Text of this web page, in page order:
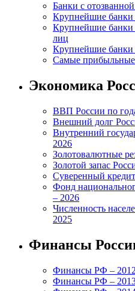
Банки с
Крупнейшие
Крупнейшие банки
лиц
Крупнейшие банки
Самые прибыльные
Экономика
ВВП России по
Внешний долг
Внутренний
2026
Золотовалютные
Золотой запас
Суверенный
Фонд
– 2026
Численность
2025
Финансы
Финансы РФ – 2012
Финансы РФ –